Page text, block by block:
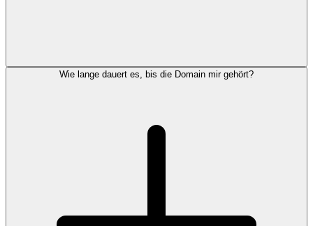
Wie lange dauert es, bis die Domain mir gehört?